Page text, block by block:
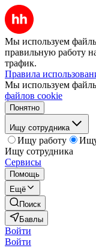
Мы используем
правильную работу
трафик.
Правила
Мы используем
файлов cookie
Понятно
Ищу сотрудника
Ищу работу
Ищу сотрудника
Сервисы
Помощь
Ещё
Поиск
Бавлы
Войти
Войти